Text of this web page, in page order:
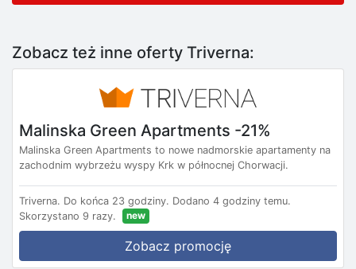
Zobacz też inne oferty Triverna:
Malinska Green Apartments -21%
Malinska Green Apartments to nowe nadmorskie apartamenty na
zachodnim wybrzeżu wyspy Krk w północnej Chorwacji.
Triverna. Do końca 23 godziny. Dodano 4 godziny temu.
Skorzystano 9 razy.
new
Zobacz promocję